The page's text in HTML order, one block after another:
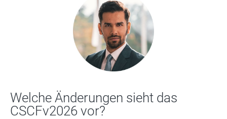
Welche Änderungen sieht das
CSCFv2026 vor?